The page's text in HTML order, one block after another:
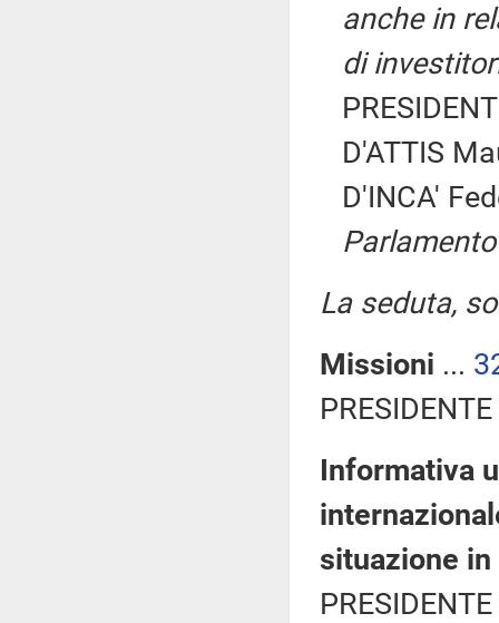
anche in
di
D'ATTIS
D'INCA'
Parlamento
La seduta,
Missioni ...
Informativa
situazione in